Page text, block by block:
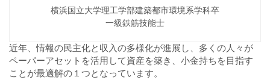
横浜国立大学理工学部建築都市環境系学科卒
一級鉄筋技能士
近年、情報の民主化と収入の多様化が進展し、多くの人々が
ペーパーアセットを活用して資産を築き、小金持ちを目指す
ことが最適解の１つとなっています。